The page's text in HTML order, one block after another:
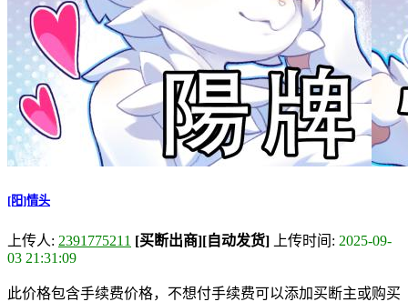
[阳]情头
上传人: 2391775211 [买断出商][自动发货] 上传时间: 2025-09-
03 21:31:09
此价格包含手续费价格，不想付手续费可以添加买断主或购买